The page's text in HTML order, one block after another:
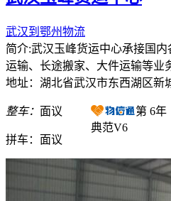
武汉到鄂州物流
简介:武汉玉峰货运中心承接国
运输、长途搬家、大件运输等业
地址：湖北省武汉市东西湖区新
整车： 面议
拼车： 面议
第 6年
典范V6